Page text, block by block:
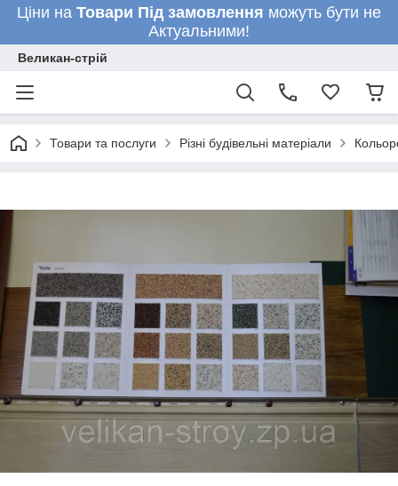
Ціни на Товари Під замовлення можуть бути не
Актуальними!
Великан-стрій
Товари та послуги Різні будівельні матеріали